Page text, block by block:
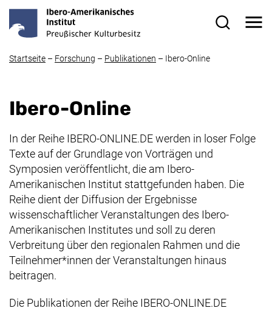
Startseite – Forschung – Publikationen – Ibero-Online
Ibero-Online
In der Reihe IBERO-ONLINE.DE werden in loser Folge
Texte auf der Grundlage von Vorträgen und
Symposien veröffentlicht, die am Ibero-
Amerikanischen Institut stattgefunden haben. Die
Reihe dient der Diffusion der Ergebnisse
wissenschaftlicher Veranstaltungen des Ibero-
Amerikanischen Institutes und soll zu deren
Verbreitung über den regionalen Rahmen und die
Teilnehmer*innen der Veranstaltungen hinaus
beitragen.
Die Publikationen der Reihe IBERO-ONLINE.DE